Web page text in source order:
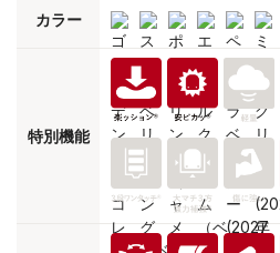
カラー
特別機能